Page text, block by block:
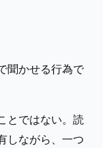
聞かせる行為で
とではない。読
しながら、一つ